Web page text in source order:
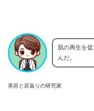
美容と若返りの研究家
肌の再生を
んだ。